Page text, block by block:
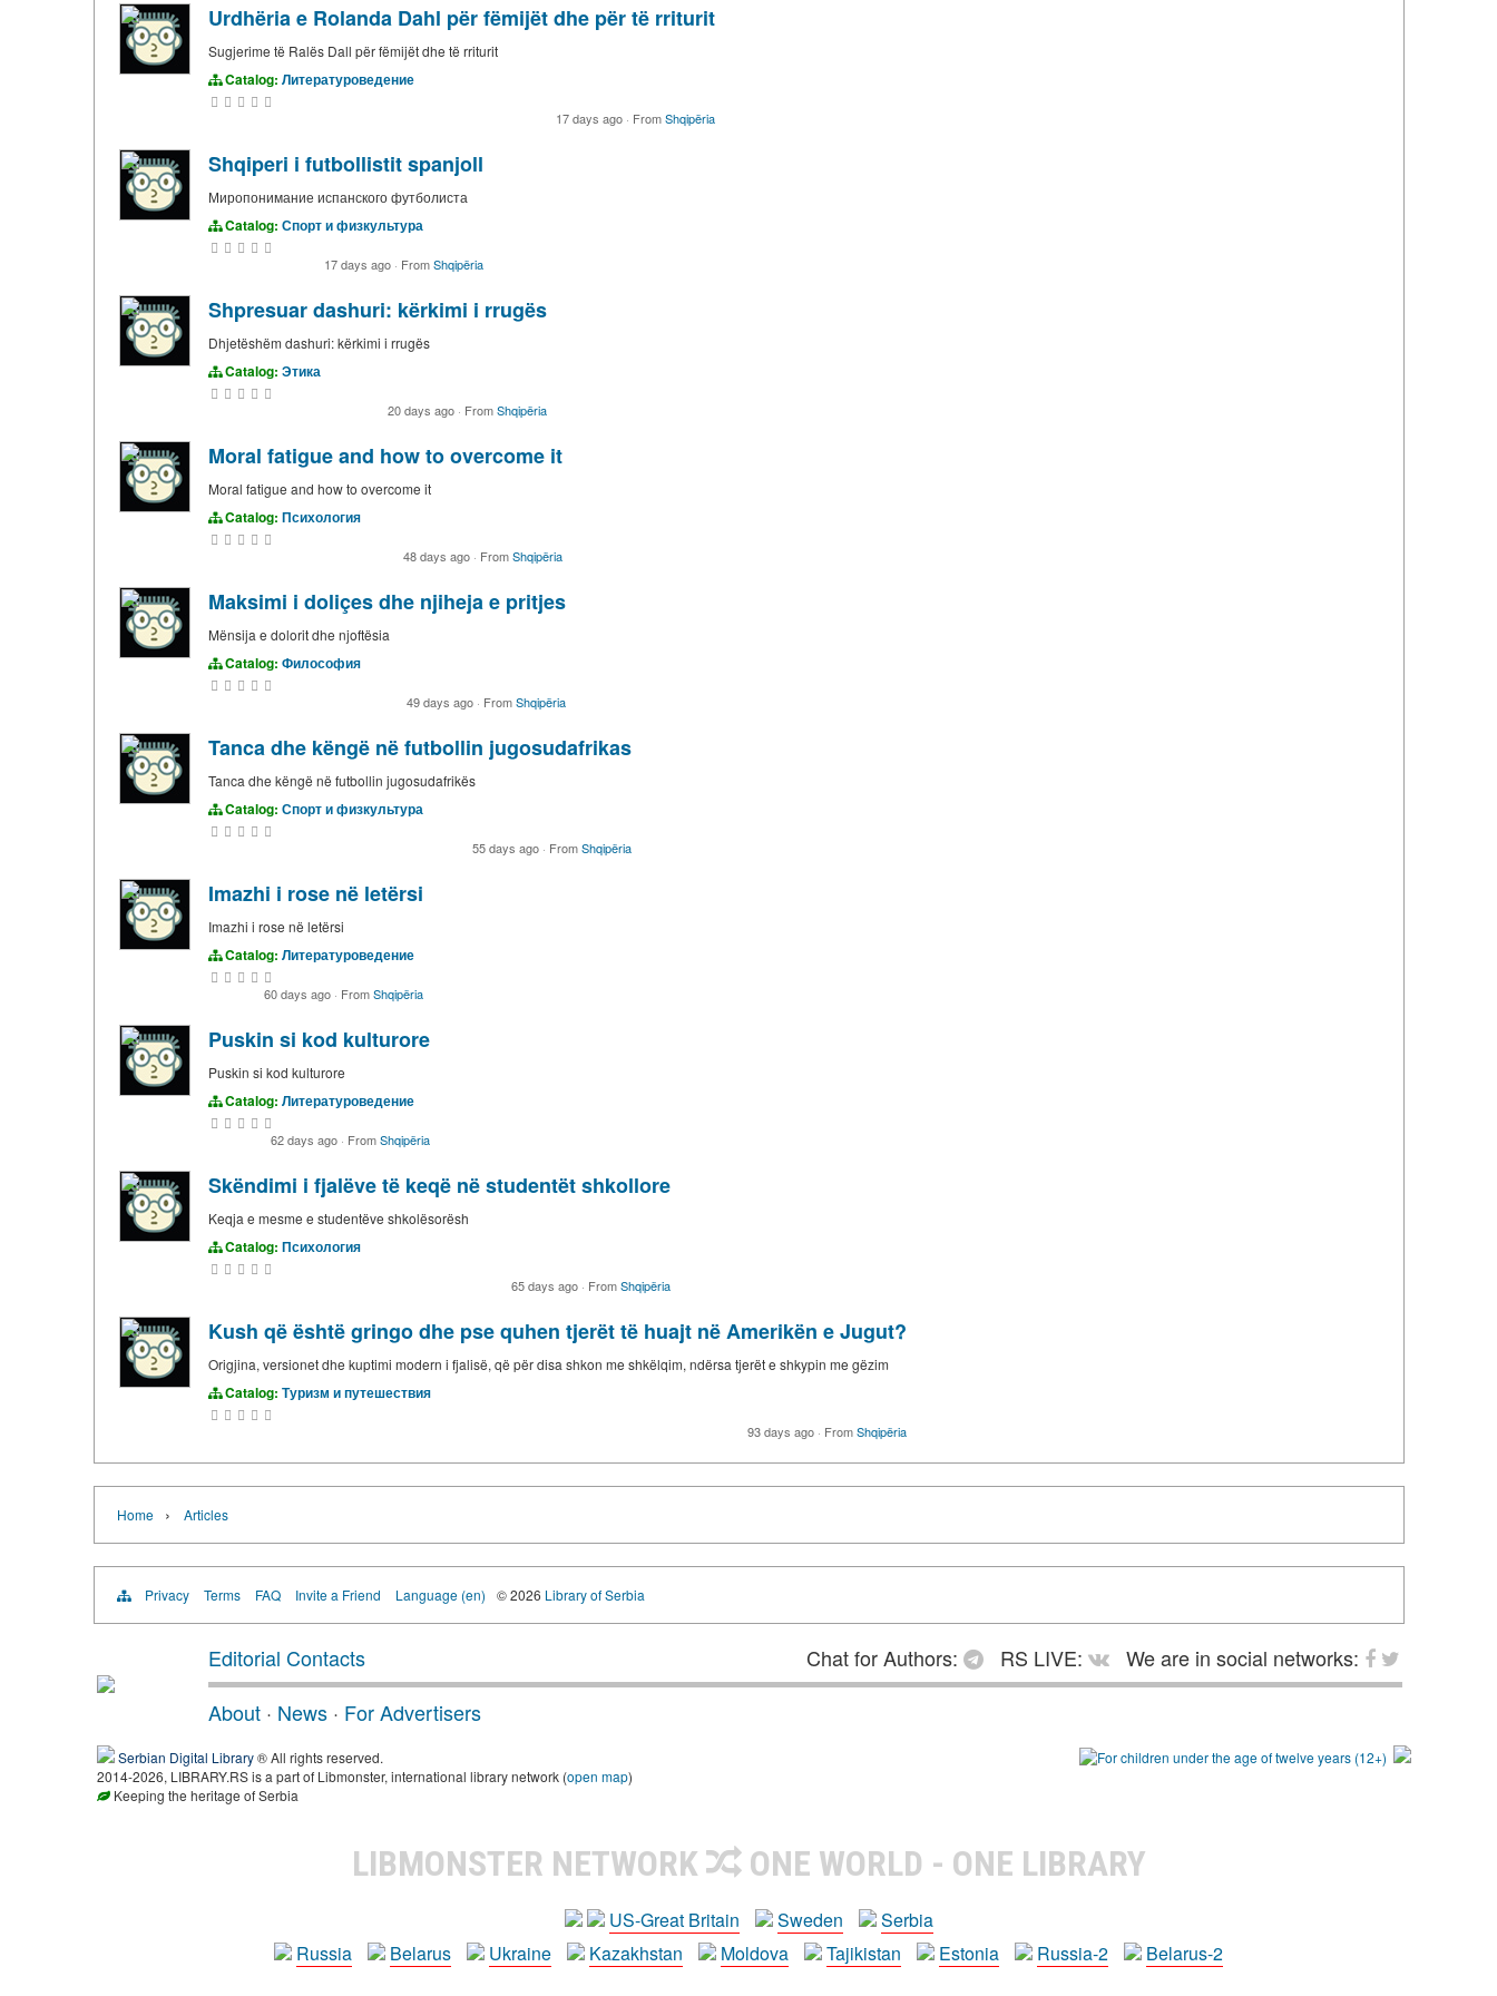
Urdhëria e Rolanda Dahl për fëmijët dhe për të rriturit
Sugjerime të Ralës Dall për fëmijët dhe të rriturit
Catalog: Литературоведение
17 days ago · FromShqipëria
Shqiperi i futbollistit spanjoll
Миропонимание испанского футболиста
Catalog: Спорт и физкультура
17 days ago · FromShqipëria
Shpresuar dashuri: kërkimi i rrugës
Dhjetëshëm dashuri: kërkimi i rrugës
Catalog: Этика
20 days ago · FromShqipëria
Moral fatigue and how to overcome it
Moral fatigue and how to overcome it
Catalog: Психология
48 days ago · FromShqipëria
Maksimi i doliçes dhe njiheja e pritjes
Mënsija e dolorit dhe njoftësia
Catalog: Философия
49 days ago · FromShqipëria
Tanca dhe këngë në futbollin jugosudafrikas
Tanca dhe këngë në futbollin jugosudafrikës
Catalog: Спорт и физкультура
55 days ago · FromShqipëria
Imazhi i rose në letërsi
Imazhi i rose në letërsi
Catalog: Литературоведение
60 days ago · FromShqipëria
Puskin si kod kulturore
Puskin si kod kulturore
Catalog: Литературоведение
62 days ago · FromShqipëria
Skëndimi i fjalëve të keqë në studentët shkollore
Keqja e mesme e studentëve shkolësorësh
Catalog: Психология
65 days ago · FromShqipëria
Kush që është gringo dhe pse quhen tjerët të huajt në Amerikën e Jugut?
Origjina, versionet dhe kuptimi modern i fjalisë, që për disa shkon me shkëlqim, ndërsa tjerët e shkypin me gëzim
Catalog: Туризм и путешествия
93 days ago · FromShqipëria
Home › Articles
Privacy Terms FAQ Invite a Friend Language (en) © 2026 Library of Serbia
Editorial Contacts Chat for Authors: RS LIVE:
We are in social networks:
About · News · For Advertisers
Serbian Digital Library® All rights reserved.
2014-2026, LIBRARY.RS is a part of Libmonster, international library network (open map)
Keeping the heritage of Serbia
LIBMONSTER NETWORK ONE WORLD - ONE LIBRARY
US-Great Britain Sweden
Serbia
Russia
Belarus Ukraine Kazakhstan Moldova Tajikistan Estonia Russia-2 Belarus-2